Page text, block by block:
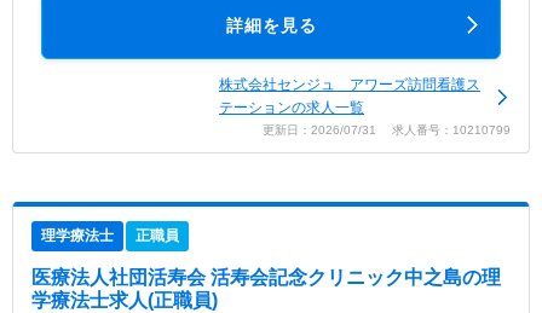
詳細を見る
株式会社センジュ アワーズ訪問看護ス
テーションの求人一覧
更新日：2026/07/31 求人番号：10210799
理学療法士 正職員
医療法人社団活寿会 活寿会記念クリニック中之島の理
学療法士求人(正職員)